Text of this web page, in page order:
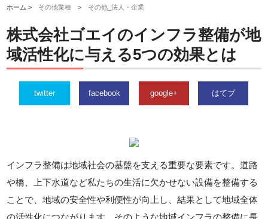
ホーム > その他業種 > その他_法人・企業
株式会社ゴエイのインフラ整備が地
域活性化に与える5つの効果とは
twitter facebook google+ はてブ
インフラ整備は地域社会の基盤を支える重要な要素です。道路
や橋、上下水道など私たちの生活に欠かせない設備を整備する
ことで、地域の安全性や利便性が向上し、結果として地域全体
の活性化につながります。そのような地域インフラの整備に長